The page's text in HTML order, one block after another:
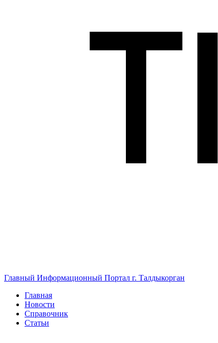
Главный Информационный Портал г. Талдыкорган
Главная
Новости
Справочник
Статьи